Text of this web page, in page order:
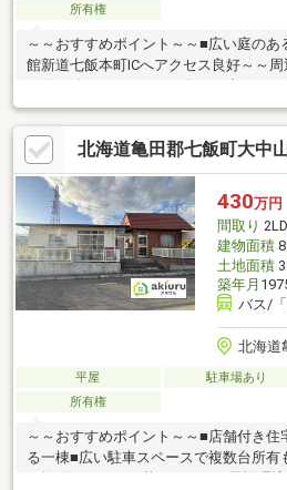
所有権
～～おすすめポイント～～■広い庭のあ
館新道七飯本町ICへアクセス良好～～周
12分■ダイソー・・・14分■セブンイレ
ン・・・16分▼▼ 打ち合わせ・見学プ
す ▼▼ ＜探し始めの方向け＞しっ
とコース(0.5h~) 詳しくは物件詳細下
ご覧ください。
北海道亀田郡七飯町大中
430万円
間取り
建物面積
土地面積
築年月
バス/
北海道
平屋 駐車場あり
所有権
～～おすすめポイント～～■店舗付き住
る一棟■広い駐車スペースで複数台所有